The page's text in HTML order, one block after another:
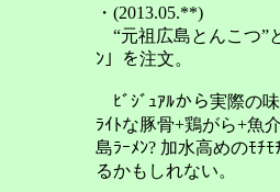
・(2013.05.**)
“元祖広島とんこつ”
ﾝ」を注文。
ﾋﾞｼﾞｭｱﾙから実際の
ﾗｲﾄな豚骨+鶏がら+魚
島ﾗｰﾒﾝ? 加水高めのﾓﾁ
るかもしれない。